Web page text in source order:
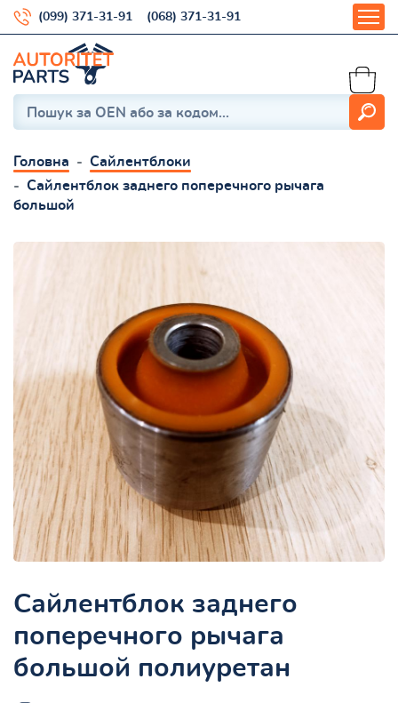
(099) 371-31-91 (068) 371-31-91
Головна
Сайлентблоки
Сайлентблок заднего поперечного рычага
большой
Сайлентблок заднего
поперечного рычага
большой полиуретан